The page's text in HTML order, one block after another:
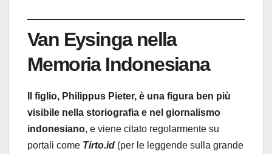
Van Eysinga nella
Memoria Indonesiana
Il figlio, Philippus Pieter, è una figura ben più
visibile nella storiografia e nel giornalismo
indonesiano, e viene citato regolarmente su
portali come Tirto.id (per le leggende sulla grande